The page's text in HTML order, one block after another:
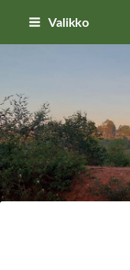
Siirry
Valikko